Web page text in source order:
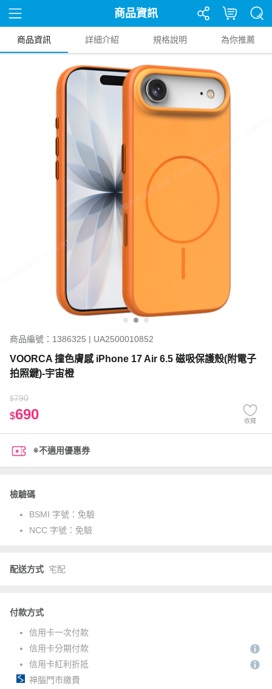
商品資訊
商品資訊 詳細介紹 規格說明 為你推薦
商品編號：1386325 | UA2500010852
VOORCA 撞色膚感 iPhone 17 Air 6.5 磁吸保護殼(附電子
拍照鍵)-宇宙橙
$790
$690 收藏
※不適用優惠券
檢驗碼
BSMI 字號： 免驗
NCC 字號： 免驗
配送方式 宅配
付款方式
信用卡一次付款
信用卡分期付款
信用卡紅利折抵
神腦門市繳費